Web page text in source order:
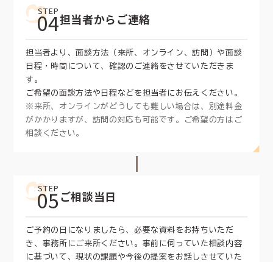
STEP
04担当者からご連絡
担当者より、面談方法（来所、オンライン、訪問）や面談
日程・時間について、確認のご連絡をさせていただきま
す。
ご希望の面談方法や日程などを担当者にお伝えください。
※来所、オンラインがどうしても難しい場合は、別途料金
がかかりますが、訪問の対応も可能です。ご希望の方はご
相談ください。
STEP
05ご相談当日
ご予約の日になりましたら、必要な資料をお持ちいただ
き、事務所にご来所ください。事前に伺っていた相談内容
に基づいて、現状の課題や今後の提案をお話しさせていた